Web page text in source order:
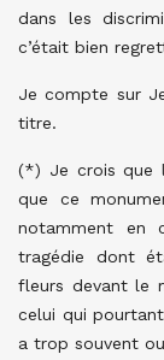
dans les
c’était bien
Je compte sur
titre.
(*) Je crois que
que ce
notamment en
tragédie dont
fleurs devant le
celui qui
a trop souvent